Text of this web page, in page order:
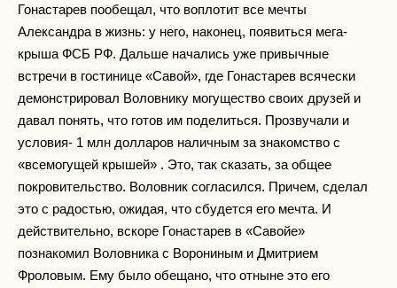
Гонастарев пообещал, что воплотит все мечты
Александра в жизнь: у него, наконец, появиться мега-
крыша ФСБ РФ. Дальше начались уже привычные
встречи в гостинице «Савой», где Гонастарев всячески
демонстрировал Воловнику могущество своих друзей и
давал понять, что готов им поделиться. Прозвучали и
условия- 1 млн долларов наличным за знакомство с
«всемогущей крышей» . Это, так сказать, за общее
покровительство. Воловник согласился. Причем, сделал
это с радостью, ожидая, что сбудется его мечта. И
действительно, вскоре Гонастарев в «Савойе»
познакомил Воловника с Ворониным и Дмитрием
Фроловым. Ему было обещано, что отныне это его